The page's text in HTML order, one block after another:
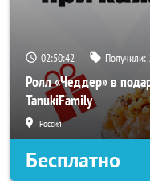
02:50:41 Получили:
Ролл «Чеддер» в
TanukiFamily
Россия
Бесплатно